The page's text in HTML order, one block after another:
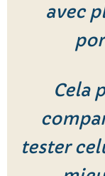
avec
Cela
tester